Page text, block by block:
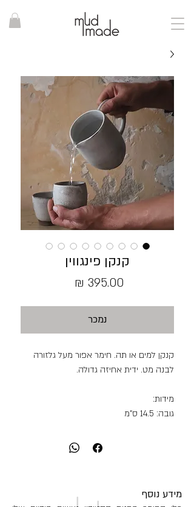
קנקן פינגווין
נמכר
קנקן למים או תה. חימר אפור מעל גלזורה
לבנה מט. ידית אחיזה גדולה.
מידות:
גובה: 14.5 ס"מ
היקף כלי (אזור הרחב): 38 ס"מ
מידע נוסף